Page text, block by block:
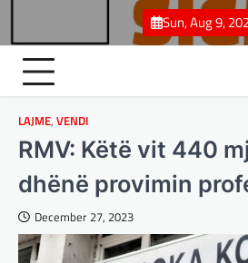
content
Sun, Aug 9,
LAJME, VENDI
RMV: Këtë vit 440
dhënë provimin
December 27, 2023